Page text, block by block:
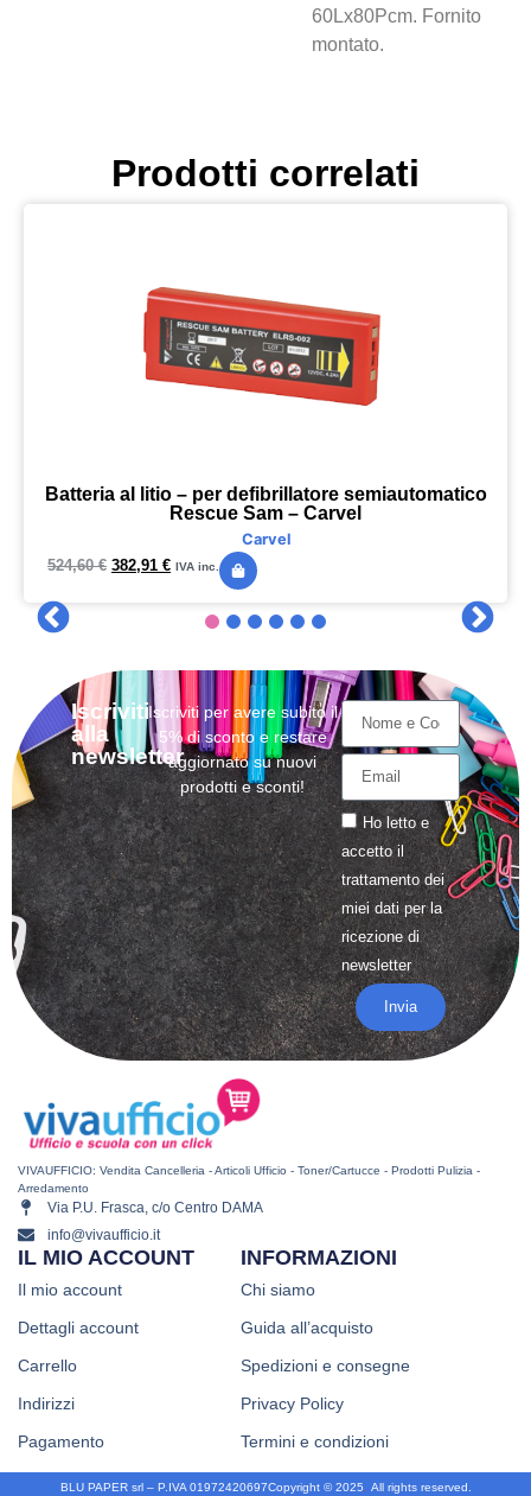
60Lx80Pcm. Fornito
montato.
Prodotti correlati
Batteria al litio – per defibrillatore semiautomatico
Rescue Sam – Carvel
Carvel
524,60€ 382,91 € IVA inc.
Iscriviti
alla
newsletter
Iscriviti per avere subito il
5% di sconto e restare
aggiornato su nuovi
prodotti e sconti!
Ho letto e
accetto il
trattamentodei
miei dati per la
ricezione di
newsletter
Invia
VIVAUFFICIO: Vendita Cancelleria - Articoli Ufficio - Toner/Cartucce - Prodotti Pulizia -
Arredamento
Via P.U. Frasca, c/o Centro DAMA
info@vivaufficio.it
INFORMAZIONI
Chi siamo
Guida all’acquisto
Spedizioni e consegne
Privacy Policy
Termini e condizioni
IL MIO ACCOUNT
Il mio account
Dettagli account
Carrello
Indirizzi
Pagamento
Copyright © 2025. All rights reserved.
BLU PAPER srl – P.IVA 01972420697